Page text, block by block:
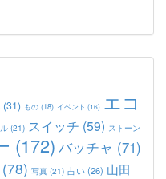
(31) もの (18) イベント (16) エコ
(21) スイッチ (59) ストーン
(172) バッチャ (71)
(78) 写真 (21) 占い(26) 山田